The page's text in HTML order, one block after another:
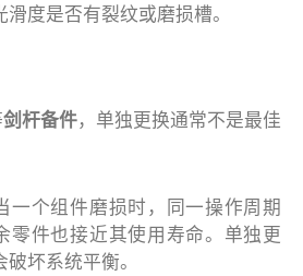
滑度是否有裂纹或磨损槽。
剑杆备件，单独更换通常不是最佳
一个组件磨损时，同一操作周期
零件也接近其使用寿命。单独更
坏系统平衡。